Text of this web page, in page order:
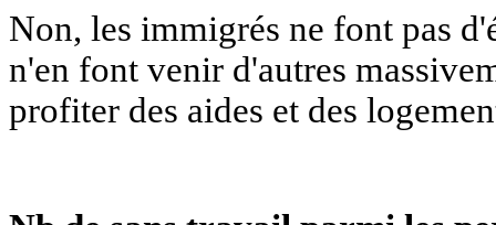
Non, les immigrés ne font pas
n'en font venir d'autres
profiter des aides et des